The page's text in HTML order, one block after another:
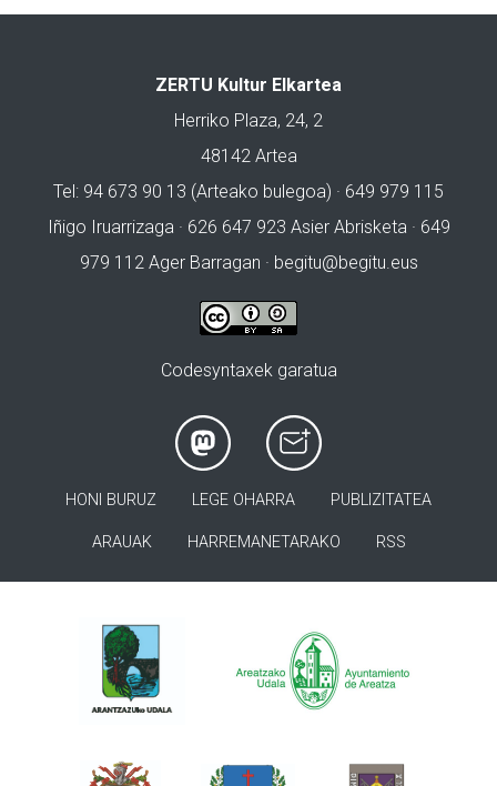
ZERTU Kultur Elkartea
Herriko Plaza, 24, 2
48142 Artea
Tel: 94 673 90 13 (Arteako bulegoa) · 649 979 115
Iñigo Iruarrizaga · 626 647 923 Asier Abrisketa · 649
979 112 Ager Barragan · begitu@begitu.eus
Codesyntaxek garatua
HONI BURUZ LEGE OHARRA PUBLIZITATEA
ARAUAK HARREMANETARAKO RSS